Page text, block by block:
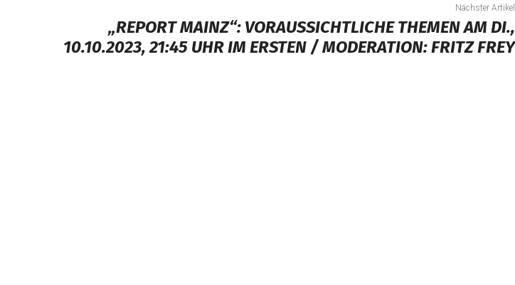
Nächster Artikel
„REPORT MAINZ“: VORAUSSICHTLICHE THEMEN AM DI.,
10.10.2023, 21:45 UHR IM ERSTEN / MODERATION: FRITZ FREY